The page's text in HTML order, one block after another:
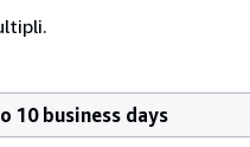
10 business days